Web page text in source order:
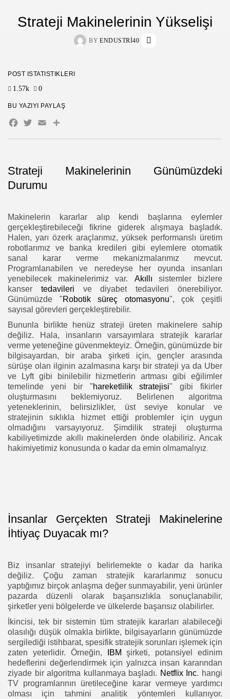
Strateji Makinelerinin Yükselişi
BY ENDUSTRI40
Strateji Makinelerinin Günümüzdeki
Durumu
Makinelerin kararlar alıp kendi başlarına eylemler
gerçekleştirebileceği fikrine giderek alışmaya başladık.
Halen, yarı özerk araçlarımız, yüksek performanslı üretim
robotlarımız ve banka kredileri gibi eylemlere otomatik
sanal karar verme mekanizmalarımız mevcut.
Programlanabilen ve neredeyse her oyunda insanları
yenebilecek makinelerimiz var. Akıllı sistemler bizlere
kanser tedavileri ve diyabet tedavileri önerebiliyor.
Günümüzde "Robotik süreç otomasyonu", çok çeşitli
sayısal görevleri gerçekleştirebilir.
Bununla birlikte henüz strateji üreten makinelere sahip
değiliz. Hala, insanların varsayımlara stratejik kararlar
verme yeteneğine güvenmekteyiz. Örneğin, günümüzde bir
bilgisayardan, bir araba şirketi için, gençler arasında
sürüşe olan ilginin azalmasına karşı bir strateji ya da Uber
ve Lyft gibi binilebilir hizmetlerin artması gibi eğilimler
temelinde yeni bir "hareketlilik stratejisi" gibi fikirler
oluşturmasını beklemiyoruz. Belirlenen algoritma
yeteneklerinin, belirsizlikler, üst seviye konular ve
stratejinin sıklıkla hizmet ettiği problemler için uygun
olmadığını varsayıyoruz. Şimdilik strateji oluşturma
kabiliyetimizde akıllı makinelerden önde olabiliriz. Ancak
hakimiyetimiz konusunda o kadar da emin olmamalıyız
İnsanlar Gerçekten Strateji Makinelerine
İhtiyaç Duyacak mı?
Biz insanlar stratejiyi belirlemekte o kadar da harika
değiliz. Çoğu zaman stratejik kararlarımız sonucu
yaptığımız birçok anlaşma değer sunmayabilir, yeni ürünler
pazarda düzenli olarak başarısızlıkla sonuçlanabilir,
şirketler yeni bölgelerde ve ülkelerde başarısız olabilirler.
İkincisi, tek bir sistemin tüm stratejik kararları alabileceği
olasılığı düşük olmakla birlikte, bilgisayarların günümüzde
sergilediği istihbarat, spesifik stratejik sorunları işlemek için
zaten yeterlidir. Örneğin,
IBM şirketi, potansiyel edinim
hedeflerini değerlendirmek için yalnızca insan kararından
ziyade bir algoritma kullanmaya başladı. Netflix Inc. hangi
TV programlarının üretileceğine karar vermeye yardımcı
olması için tahmini analitik yöntemleri kullanıyor.
POST İSTATISTIKLERI
1.57k 0
BU YAZIYI PAYLAŞ
Facebook
Twitter
EmailShare